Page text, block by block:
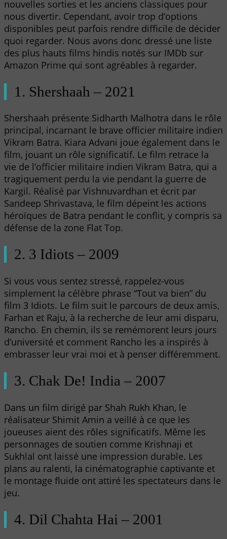
nouvelles sorties et les anciens classiques pour
nous divertir. Cependant, avoir trop d’options
disponibles peut parfois rendre difficile de décider
quoi regarder. Nous avons donc dressé une liste
des plus hauts films hindis notés sur IMDb sur
Amazon Prime qui sont agréables à regarder.
1. Shershaah – 2021
Shershaah présente Sidharth Malhotra dans le rôle
principal, incarnant le brave officier militaire indien
Vikram Batra. Kiara Advani joue également dans le
film, jouant un rôle significatif. Le film retrace la
vie de l’officier militaire indien Vikram Batra, qui a
tragiquement perdu la vie pendant la guerre de
Kargil. Réalisé par Vishnuvardhan et écrit par
Sandeep Shrivastava, le film dépeint les actions
héroïques de Batra pendant le conflit, y compris sa
défense de la zone Flat Top.
2. 3 Idiots – 2009
Si vous vous sentez stressé, rappelez-vous
simplement la célèbre phrase “Tout va bien” du
film 3 Idiots. Le film suit le parcours de deux amis,
Farhan et Raju, à la recherche de leur ami disparu,
Rancho. En chemin, ils se remémorent leurs jours
d’université et comment Rancho les a inspirés à
embrasser leur vrai moi et à penser différemment.
3. Chak De! India – 2007
Dans un film dirigé par Shah Rukh Khan, le
réalisateur Shimit Amin a veillé à ce que les
joueuses aient des rôles significatifs. Même les
personnages de soutien comme Krishnaji et
Sukhlal ont laissé une impression durable. Les
plans au ralenti, la cinématographie captivante et
le montage fluide ont attiré les spectateurs dans le
jeu.
4. Dil Chahta Hai – 2001